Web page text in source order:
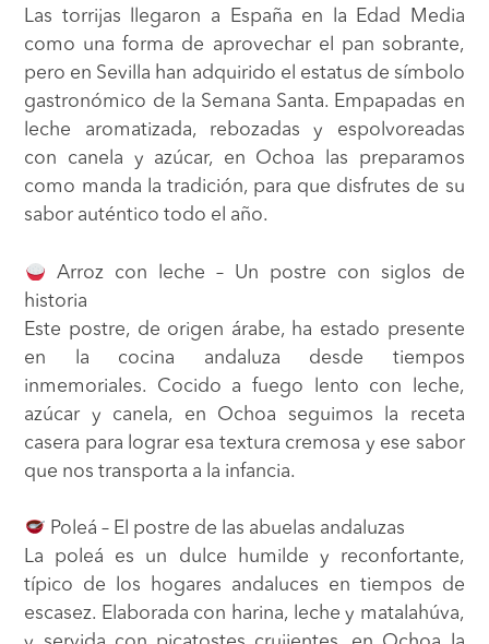
Las torrijas llegaron a España en la Edad Media
como una forma de aprovechar el pan sobrante,
pero en Sevilla han adquirido el estatus de símbolo
gastronómico de la Semana Santa. Empapadas en
leche aromatizada, rebozadas y espolvoreadas
con canela y azúcar, en Ochoa las preparamos
como manda la tradición, para que disfrutes de su
sabor auténtico todo el año.
Arroz con leche – Un postre con siglos de
historia
Este postre, de origen árabe, ha estado presente
en la cocina andaluza desde tiempos
inmemoriales. Cocido a fuego lento con leche,
azúcar y canela, en Ochoa seguimos la receta
casera para lograr esa textura cremosa y ese sabor
que nos transporta a la infancia.
Poleá – El postre de las abuelas andaluzas
La poleá es un dulce humilde y reconfortante,
típico de los hogares andaluces en tiempos de
escasez. Elaborada con harina, leche y matalahúva,